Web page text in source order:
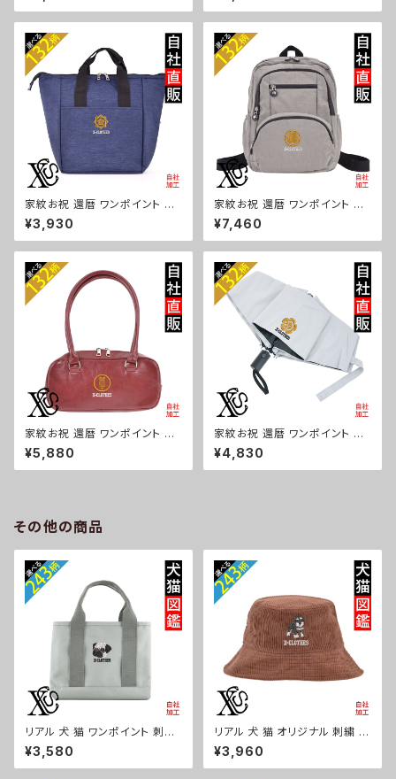
雑貨 グッズ 自社ブランド 柄 丸
木瓜 蔦 桐 ロゴ スカル ori-a-b
g181-b07-s
ディース 雑貨 グッズ 自社ブラン
菱 唐花 木瓜 蔦 桐 ロゴ スカル
ori-a-bg180-b07-s
家紋お祝 還暦 ワンポイント 刺
繍保冷保温 ランチバッグ 買い物
バッグ トートバッグ レディース
メンズ おしゃれ 雑貨 グッズ 自
巴 藤 羽 菱 唐花 木瓜 蔦 桐 ロ
ゴ スカル ori-a-bg179-b07-
s
¥3,930
家紋お祝 還暦 ワンポイント 刺
繍撥水 リュック レディース 大容
量 8ポケット ナイロン 軽量 軽
い おしゃれ 雑貨 グッズ 自社ブ
羽 菱 唐花 木瓜 蔦 桐 ロゴ スカ
ル ori-a-bg178-b07-s
¥7,460
家紋お祝 還暦 ワンポイント 刺
繍上品なシボ感 横長ショルダー
バッグ レディース ミニボストン
軽量 雑貨 グッズ 自社ブランド
¥5,880
家紋お祝 還暦 ワンポイント 刺
繍【形状記憶+自動開閉】 折りた
たみ傘 レディース メンズ 55cm
晴雨兼用 UVカット99.9％ 一級
¥4,830
その他の商品
リアル 犬 猫 ワンポイント 刺繍
オリジナル 仕分け上手 ミニトー
トバッグ レディース 仕切り 便利
トートバック メンズ グレー ロゴ
¥3,580
リアル 犬 猫 オリジナル 刺繍 ワ
ンポイント コーデュロイ バケッ
トハット メンズ レディース 帽子
自社ブランド ロゴ グッズ 柄 誕
¥3,960